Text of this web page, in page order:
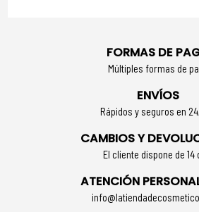
FORMAS DE
Múltiples formas de
ENVÍOS
Rápidos y seguros en
CAMBIOS Y
El cliente dispone de 14
ATENCIÓN